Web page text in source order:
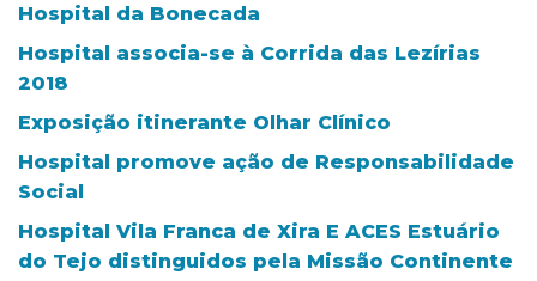
Hospital da Bonecada
Hospital associa-se à Corrida das Lezírias
2018
Exposição itinerante Olhar Clínico
Hospital promove ação de Responsabilidade
Social
Hospital Vila Franca de Xira E ACES Estuário
do Tejo distinguidos pela Missão Continente